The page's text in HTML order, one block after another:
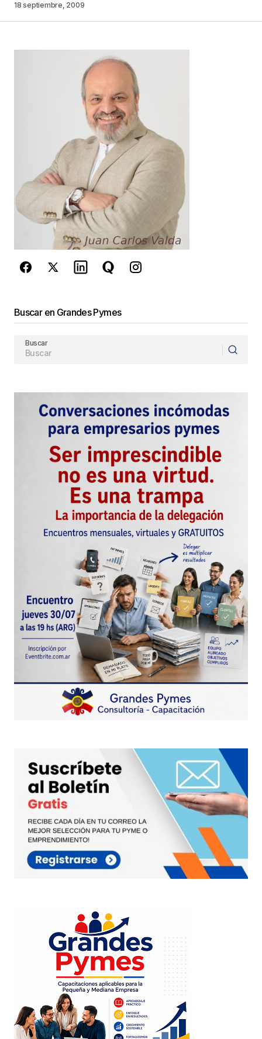
Your Name*
Guarda mi nombre, correo electrónico y web en
este navegador para la próxima vez que
comente.
Este sitio esta protegido por
reCAPTCHA y la
Política de
privacidady losTérminos del servicio
de Googlese aplican.
Enviar Comentario
18 septiembre, 2009
Buscar en Grandes Pymes
Buscar